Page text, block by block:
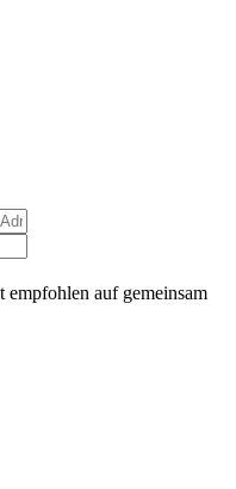
empfohlen auf gemeinsam